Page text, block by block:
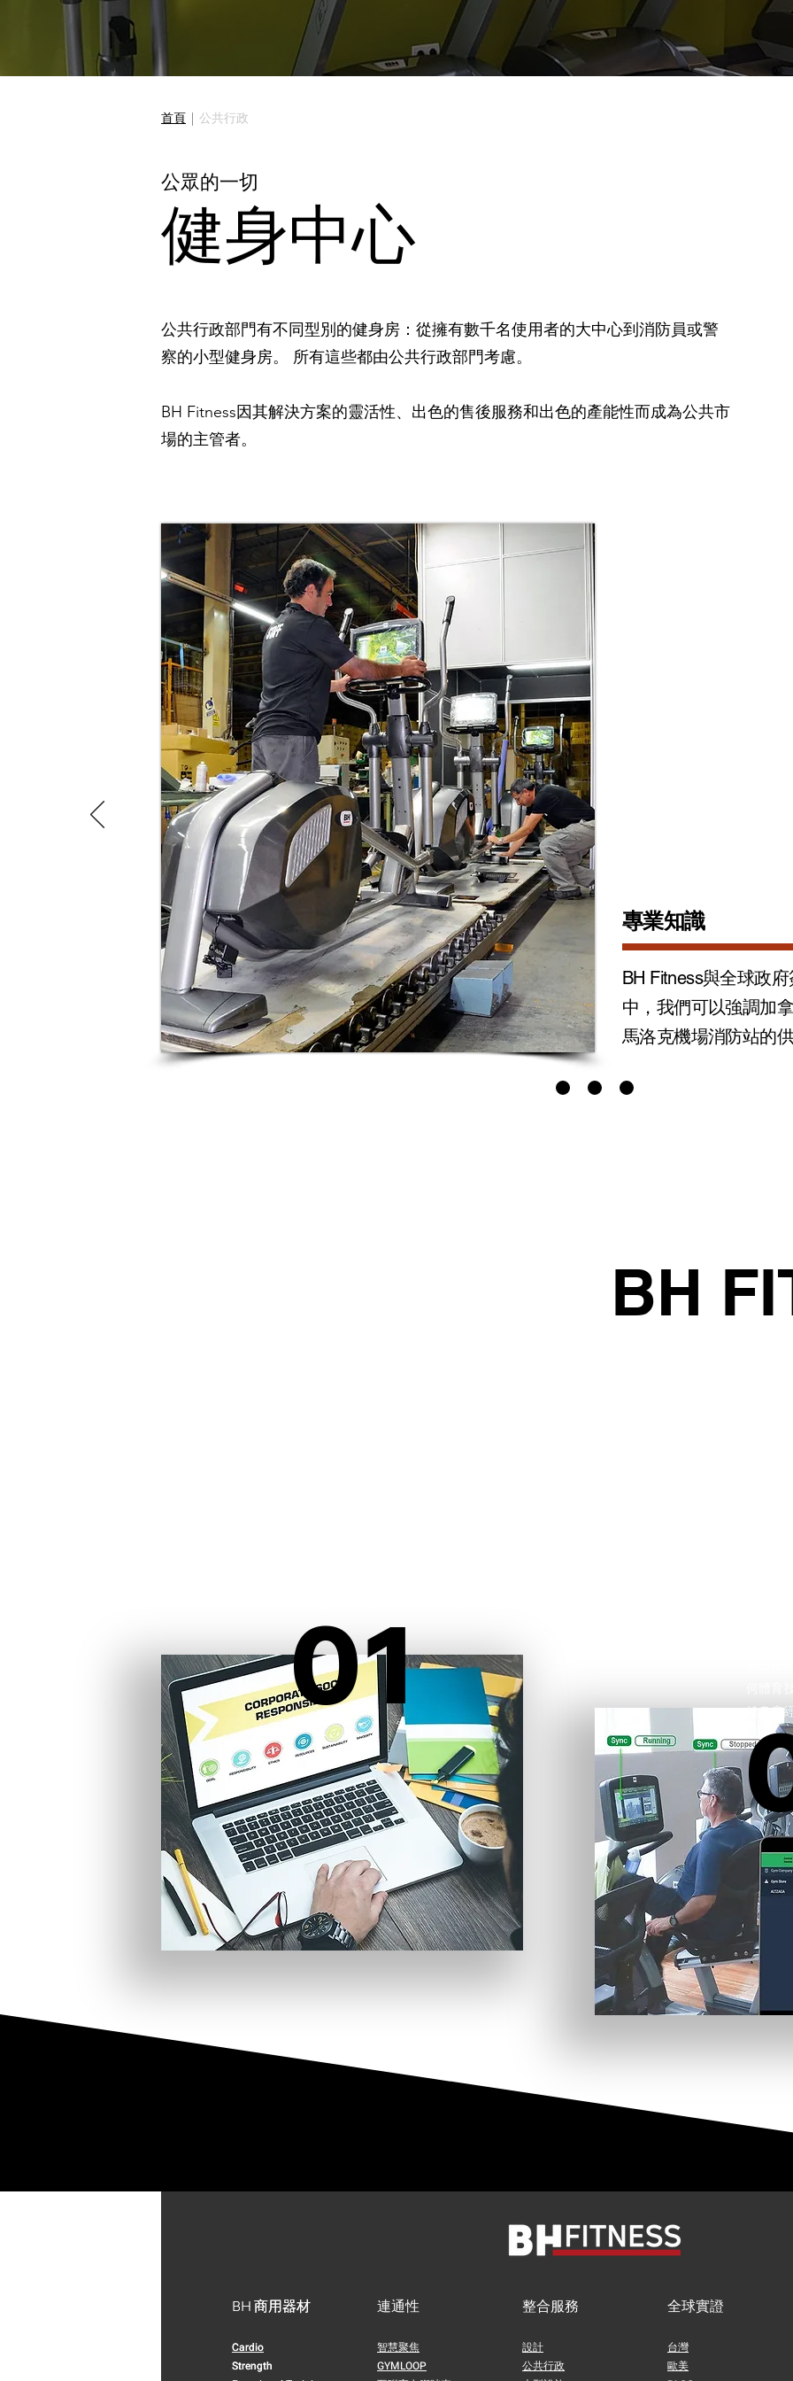
首頁 | 公共行政
公眾的一切
健身中心
公共行政部門有不同型別的健身房：從擁有數千名使用者的大中心到消防員或警
察的小型健身房。 所有這些都由公共行政部門考慮。
BH Fitness因其解決方案的靈活性、出色的售後服務和出色的產能性而成為公共市
場的主管者。
專業知識
BH Fitness與全球政
中，我們可以強調加
馬洛克機場消防站的供
BH
01
健身房
BH 商用器材
Cardio
Strength
BH 商用器材
Cardio
Strength
連通性
智慧聚焦
GYMLOOP
整合服務
設計
公共行政
全球實證
台灣
歐美